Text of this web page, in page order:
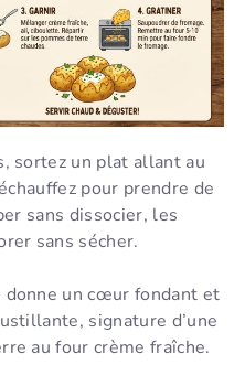
sortez un plat allant au
pour prendre de
sans dissocier, les
sans sécher.
un cœur fondant et
signature d’une
au four crème fraîche.